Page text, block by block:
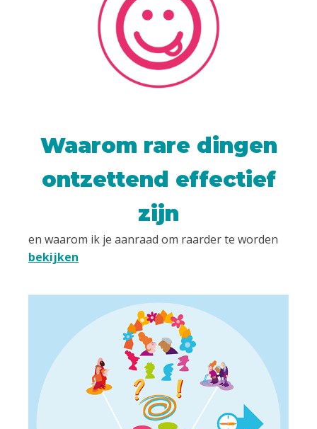
Waarom rare dingen
ontzettend effectief
zijn
en waarom ik je aanraad om raarder te worden
bekijken